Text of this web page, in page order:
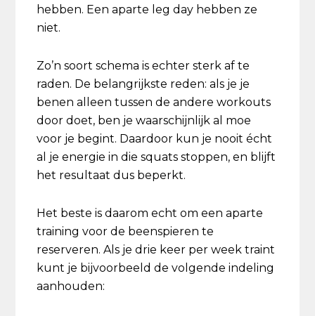
hebben. Een aparte leg day hebben ze
niet.
Zo’n soort schema is echter sterk af te
raden. De belangrijkste reden: als je je
benen alleen tussen de andere workouts
door doet, ben je waarschijnlijk al moe
voor je begint. Daardoor kun je nooit écht
al je energie in die squats stoppen, en blijft
het resultaat dus beperkt.
Het beste is daarom echt om een aparte
training voor de beenspieren te
reserveren. Als je drie keer per week traint
kunt je bijvoorbeeld de volgende indeling
aanhouden: